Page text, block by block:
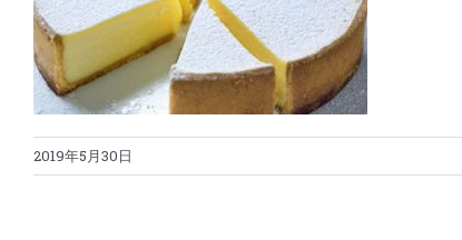
2019年5月30日